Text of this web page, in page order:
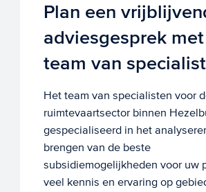
Plan een
adviesgesprek
team van
Het team van specialisten voor
ruimtevaartsector binnen
gespecialiseerd in het
brengen van de beste
subsidiemogelijkheden voor uw
veel kennis en ervaring op